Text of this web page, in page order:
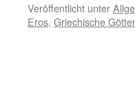
Veröffentlicht unter
Eros, Griechische Götter